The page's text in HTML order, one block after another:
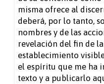
palabra
de
Yahweh
acerca
misma ofrece al
deberá, por lo tanto,
nombres y de las
revelación del fin de
establecimiento
el espíritu que me ha
texto y a publicarlo